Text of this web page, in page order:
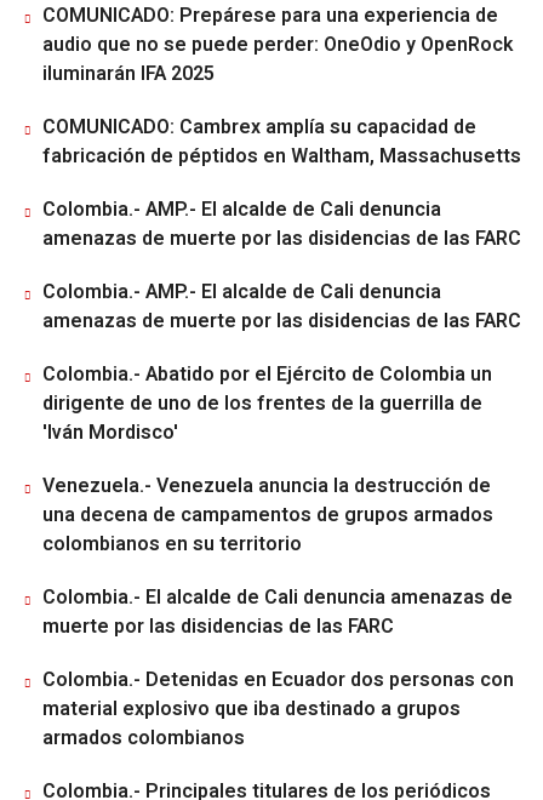
COMUNICADO: Prepárese para una experiencia de
audio que no se puede perder: OneOdio y OpenRock
iluminarán IFA 2025
COMUNICADO: Cambrex amplía su capacidad de
fabricación de péptidos en Waltham, Massachusetts
Colombia.- AMP.- El alcalde de Cali denuncia
amenazas de muerte por las disidencias de las FARC
Colombia.- AMP.- El alcalde de Cali denuncia
amenazas de muerte por las disidencias de las FARC
Colombia.- Abatido por el Ejército de Colombia un
dirigente de uno de los frentes de la guerrilla de
'Iván Mordisco'
Venezuela.- Venezuela anuncia la destrucción de
una decena de campamentos de grupos armados
colombianos en su territorio
Colombia.- El alcalde de Cali denuncia amenazas de
muerte por las disidencias de las FARC
Colombia.- Detenidas en Ecuador dos personas con
material explosivo que iba destinado a grupos
armados colombianos
Colombia.- Principales titulares de los periódicos